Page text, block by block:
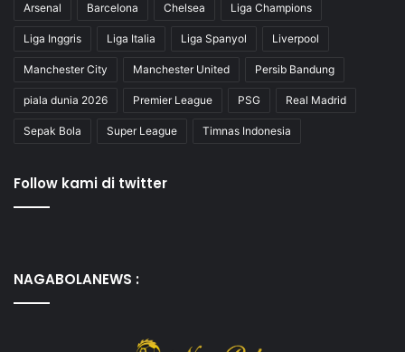
Arsenal Barcelona Chelsea Liga Champions
Liga Inggris Liga Italia Liga Spanyol Liverpool
Manchester City Manchester United Persib Bandung
piala dunia 2026 Premier League PSG Real Madrid
Sepak Bola Super League Timnas Indonesia
Follow kami di twitter
NAGABOLANEWS :